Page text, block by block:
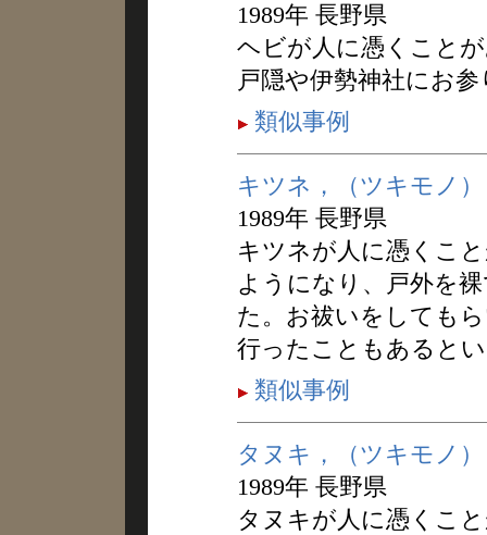
1989年 長野県
ヘビが人に憑くこと
戸隠や伊勢神社にお
類似事例
キツネ，（ツキモノ）
1989年 長野県
キツネが人に憑くこ
ようになり、戸外を
た。お祓いをしても
行ったこともあると
類似事例
タヌキ，（ツキモノ）
1989年 長野県
タヌキが人に憑くこ